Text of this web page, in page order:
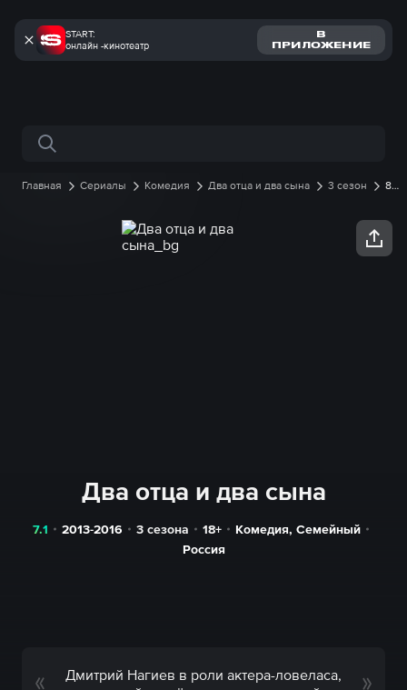
START:
онлайн -кинотеатр
В
ПРИЛОЖЕНИЕ
Поиск по сайту
Главная Сериалы Комедия Два отца и два сына 3 сезон
8
Два отца и два сына
7.1 2013-2016 3 сезона 18+ Комедия, Семейный
Россия
Дмитрий Нагиев в роли актера-ловеласа,